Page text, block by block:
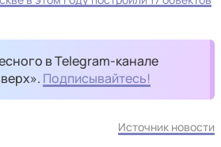
в Telegram-канале
Подписывайтесь!
Источник новости